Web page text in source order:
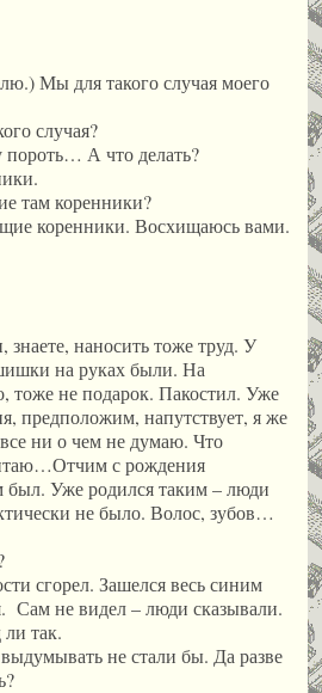
Мы для такого случая моего
случая?
А что делать?
коренники?
коренники. Восхищаюсь вами.
наносить тоже труд. У
на руках были. На
тоже не подарок. Пакостил. Уже
предположим, напутствует, я же
ни о чем не думаю. Что
с рождения
был. Уже родился таким – люди
не было. Волос, зубов…
Зашелся весь синим
Сам не видел – люди сказывали.
так.
не стали бы. Да разве